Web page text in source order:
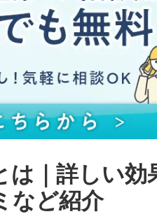
は｜詳しい効
など紹介